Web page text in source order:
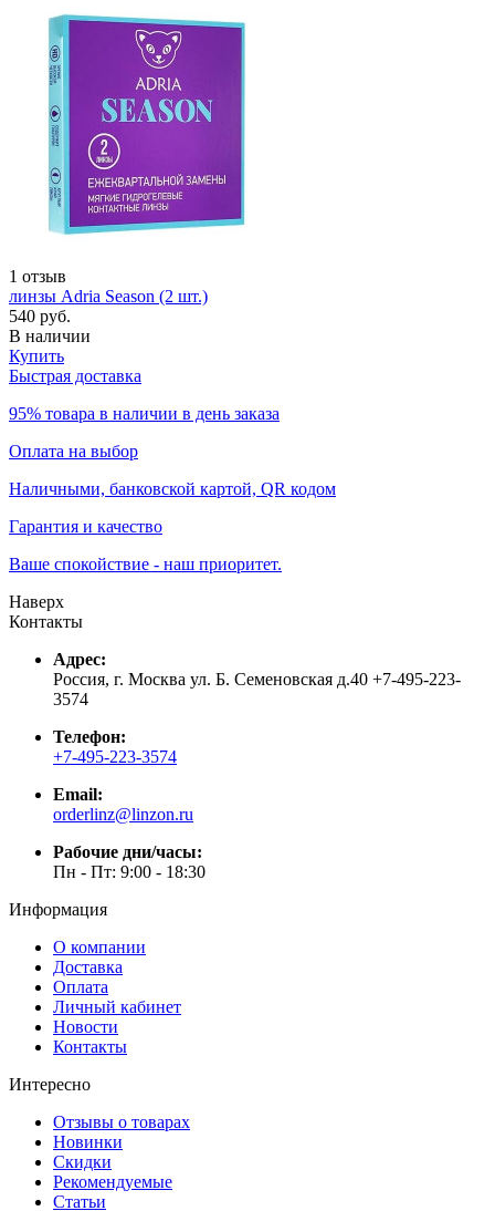
1 отзыв
линзы Adria Season (2 шт.)
540 руб.
В наличии
Купить
Быстрая доставка
95% товара в наличии в день заказа
Оплата на выбор
Наличными, банковской картой, QR кодом
Гарантия и качество
Ваше спокойствие - наш приоритет.
Наверх
Контакты
Адрес:
Россия, г. Москва ул. Б. Семеновская д.40 +7-495-223-
3574
Телефон:
+7-495-223-3574
Email:
orderlinz@linzon.ru
Рабочие дни/часы:
Пн - Пт: 9:00 - 18:30
Информация
О компании
Доставка
Оплата
Личный кабинет
Новости
Контакты
Интересно
Отзывы о товарах
Новинки
Скидки
Рекомендуемые
Статьи